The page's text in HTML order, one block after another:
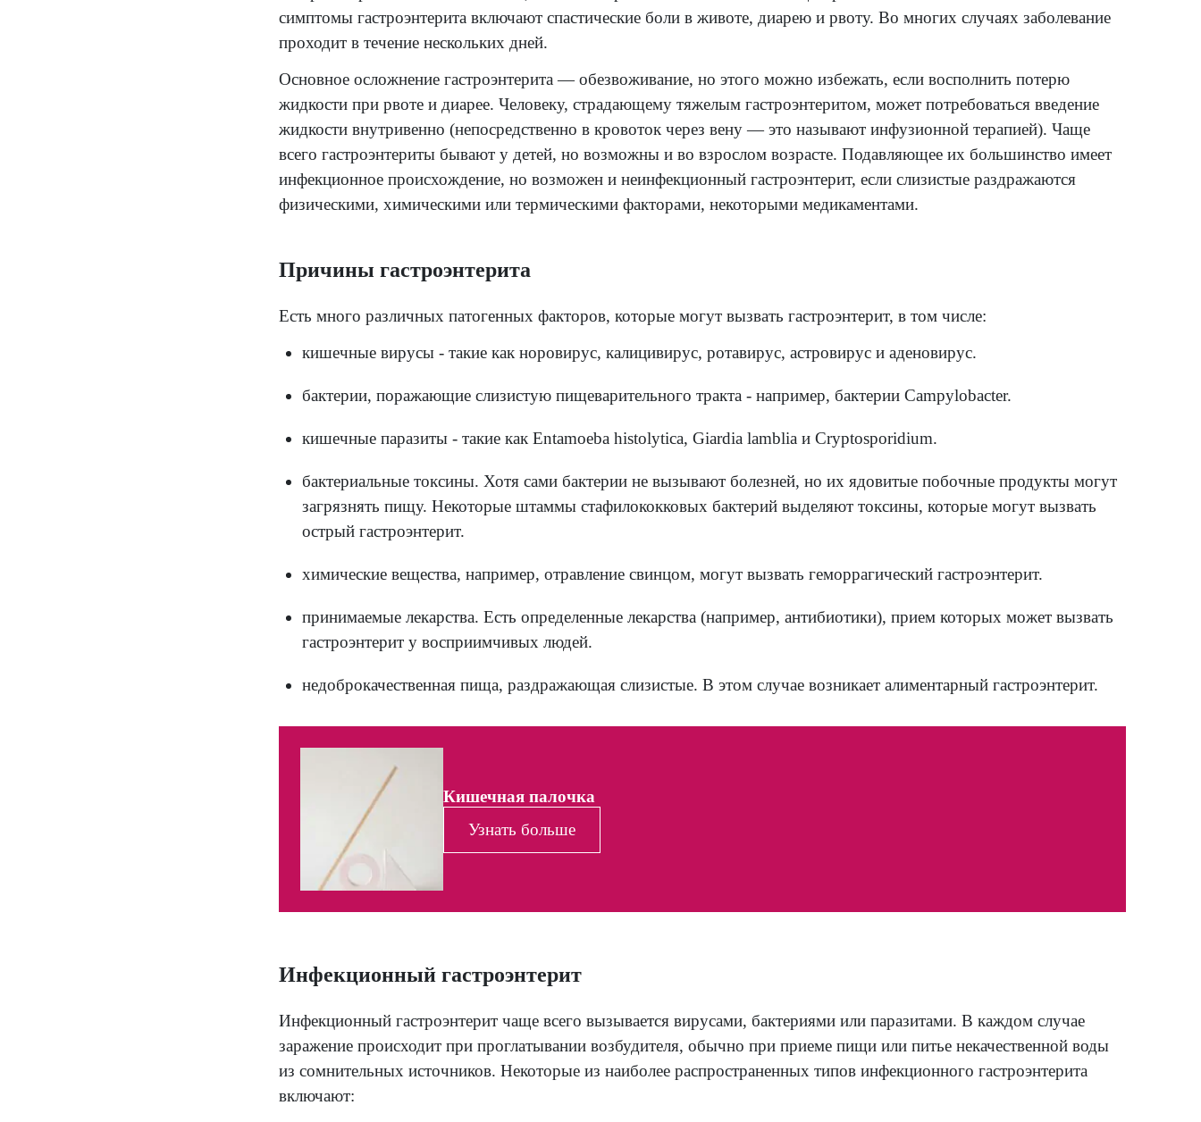
лучшей защитой от распространения болезни. Кроме того, не забывайте регулярно
поверхности, игрушки, сиденья унитаза, ванну и дверные ручки, чтобы не передать
Вы сами или кто-либо из членов вашей семьи заболел, стоит оставаться дома в течение
48 часов после исчезновения симптомов, чтобы убедиться, что Вы больше не опасны для
Классификация
симптомы гастроэнтерита включают спастические боли в животе, диарею и рвоту. Во многих
проходит в течение нескольких дней.
Основное осложнение гастроэнтерита — обезвоживание, но этого можно избежать, если
жидкости при рвоте и диарее. Человеку, страдающему тяжелым гастроэнтеритом, может
всего гастроэнтериты бывают у детей, но возможны и во взрослом возрасте. Подавляющее
инфекционное происхождение, но возможен и неинфекционный гастроэнтерит, если
физическими, химическими или термическими факторами, некоторыми медикаментами.
Есть много различных патогенных факторов, которые могут вызвать гастроэнтерит, в том
кишечные вирусы - такие как норовирус, калицивирус, ротавирус, астровирус и
бактерии, поражающие слизистую пищеварительного тракта - например, бактерии
кишечные паразиты - такие как Entamoeba histolytica, Giardia lamblia и Cryptosporidium.
бактериальные токсины. Хотя сами бактерии не вызывают болезней, но их ядовитые
загрязнять пищу. Некоторые штаммы стафилококковых бактерий выделяют токсины,
химические вещества, например, отравление свинцом, могут вызвать геморрагический
принимаемые лекарства. Есть определенные лекарства (например, антибиотики), прием
гастроэнтерит у восприимчивых людей.